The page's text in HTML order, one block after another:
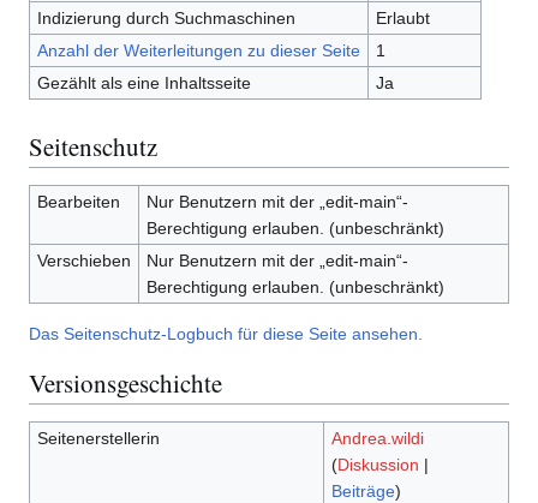
Indizierung durch Suchmaschinen
Erlaubt
Anzahl der Weiterleitungen zu dieser Seite
1
Gezählt als eine Inhaltsseite
Ja
Seitenschutz
Bearbeiten
Nur Benutzern mit der „edit-main“-
Berechtigung erlauben. (unbeschränkt)
Verschieben
Nur Benutzern mit der „edit-main“-
Berechtigung erlauben. (unbeschränkt)
Das Seitenschutz-Logbuch für diese Seite ansehen.
Versionsgeschichte
Seitenerstellerin
Andrea.wildi
(Diskussion |
Beiträge)